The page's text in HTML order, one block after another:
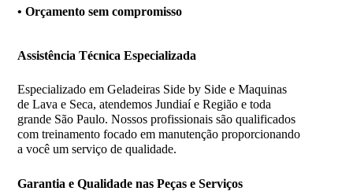
• Orçamento sem compromisso
Assistência Técnica Especializada
Especializado em Geladeiras Side by Side e Maquinas
de Lava e Seca, atendemos Jundiaí e Região e toda
grande São Paulo. Nossos profissionais são qualificados
com treinamento focado em manutenção proporcionando
a você um serviço de qualidade.
Garantia e Qualidade nas Peças e Serviços